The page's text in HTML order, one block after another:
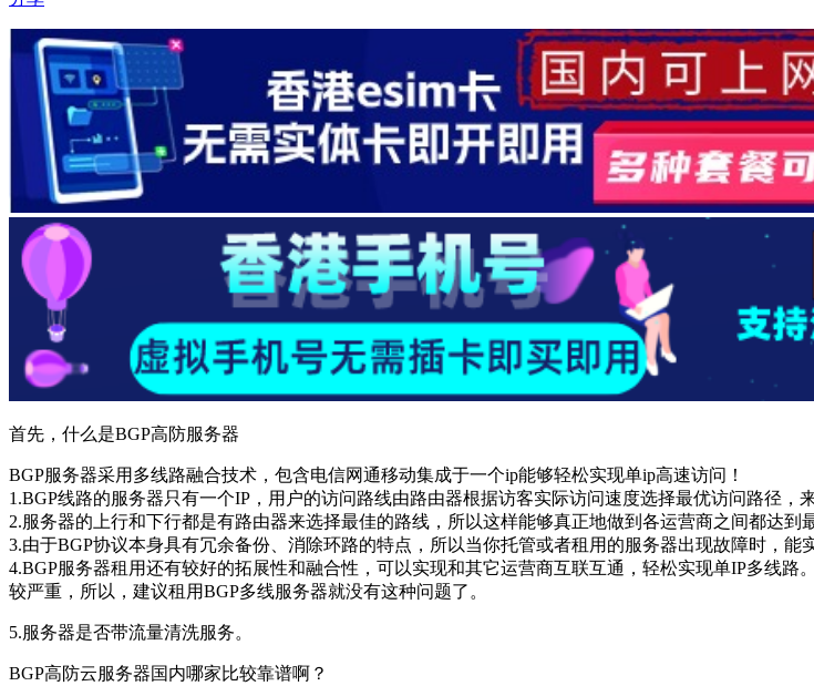
首先，什么是BGP高防服务器
BGP服务器采用多线路融合技术，包含电信网通移动集成于一个ip能够轻松实现单ip高速访问！
1.BGP线路的服务器只有一个IP，用户的访问路线由路由器根据访客实际访问速度选择最优访问路径，
2.服务器的上行和下行都是有路由器来选择最佳的路线，所以这样能够真正地做到各运营商之间都达到
3.由于BGP协议本身具有冗余备份、消除环路的特点，所以当你托管或者租用的服务器出现故障时，能
4.BGP服务器租用还有较好的拓展性和融合性，可以实现和其它运营商互联互通，轻松实现单IP多线
较严重，所以，建议租用BGP多线服务器就没有这种问题了。
5.服务器是否带流量清洗服务。
BGP高防云服务器国内哪家比较靠谱啊？